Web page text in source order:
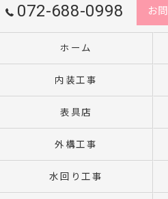
072-688-0998 お
ホーム
内装工事
表具店
外構工事
水回り工事